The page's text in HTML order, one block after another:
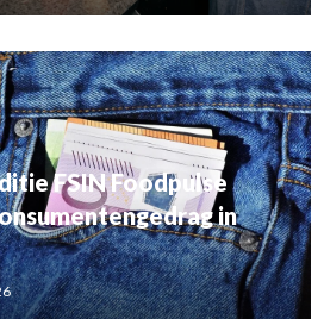
FSIN Foodpulse
in